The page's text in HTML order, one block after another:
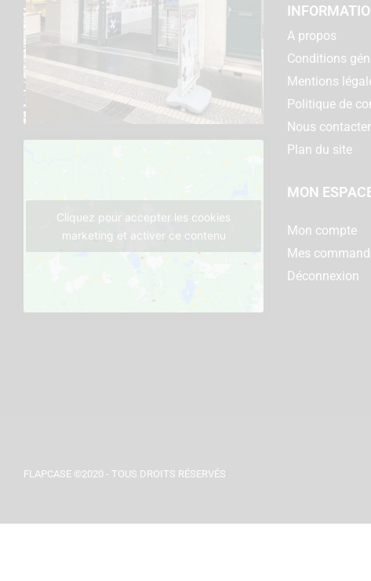
Cliquez pour accepter les cookies
marketing et activer ce contenu
A propos
Conditions
Mentions
Politique de
Nous contacter
Plan du site
MON
Mon compte
Mes
Déconnexion
FLAPCASE ©2020 - TOUS DROITS RÉSERVÉS